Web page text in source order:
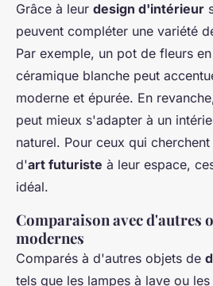
Grâce à leur design d'intérieur
peuvent compléter une variété
Par exemple, un pot de fleurs
céramique blanche peut
moderne et épurée. En
peut mieux s'adapter à un
naturel. Pour ceux qui
d'art futuriste à leur espace,
idéal.
Comparaison avec d'autres
modernes
Comparés à d'autres objets de
tels que les lampes à lave ou